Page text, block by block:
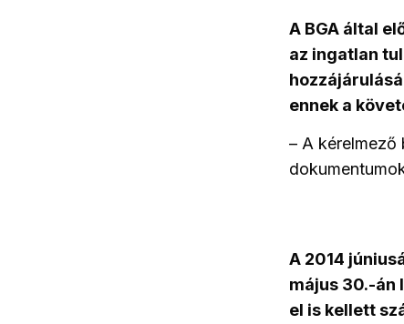
A BGA által
az ingatlan
ennek a
– A
A 2014
május 30.-án
el is kellett